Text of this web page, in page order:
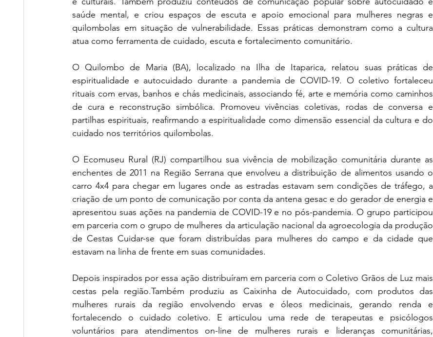
saúde mental, e criou espaços de escuta e apoio emocional para mulheres negras e
quilombolas em situação de vulnerabilidade. Essas práticas demonstram como a cultura
atua como ferramenta de cuidado, escuta e fortalecimento comunitário.
O Quilombo de Maria (BA), localizado na Ilha de Itaparica, relatou suas práticas de
espiritualidade e autocuidado durante a pandemia de COVID-19. O coletivo fortaleceu
rituais com ervas, banhos e chás medicinais, associando fé, arte e memória como caminhos
de cura e reconstrução simbólica. Promoveu vivências coletivas, rodas de conversa e
partilhas espirituais, reafirmando a espiritualidade como dimensão essencial da cultura e do
cuidado nos territórios quilombolas.
O Ecomuseu Rural (RJ) compartilhou sua vivência de mobilização comunitária durante as
enchentes de 2011 na Região Serrana que envolveu a distribuição de alimentos usando o
carro 4x4 para chegar em lugares onde as estradas estavam sem condições de tráfego, a
criação de um ponto de comunicação por conta da antena gesac e do gerador de energia e
apresentou suas ações na pandemia de COVID-19 e no pós-pandemia. O grupo participou
em parceria com o grupo de mulheres da articulação nacional da agroecologia da produção
de Cestas Cuidar-se que foram distribuídas para mulheres do campo e da cidade que
estavam na linha de frente em suas comunidades.
Depois inspirados por essa ação distribuíram em parceria com o Coletivo Grãos de Luz mais
cestas pela região.Também produziu as Caixinha de Autocuidado, com produtos das
mulheres rurais da região envolvendo ervas e óleos medicinais, gerando renda e
fortalecendo o cuidado coletivo. E articulou uma rede de terapeutas e psicólogos
voluntários para atendimentos on-line de mulheres rurais e lideranças comunitárias,